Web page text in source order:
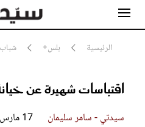
الرئيسية بلس+
اقتباسات شهيرة عن
سيدتي - سامر سليمان 17 مارس 2025
مشاهير
جمال